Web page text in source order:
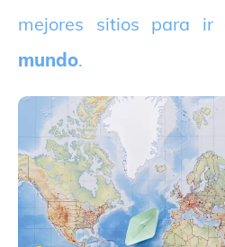
mejores sitios para ir
mundo.